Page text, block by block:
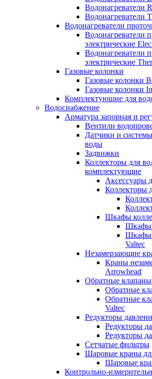
Водонагреватели
Водонагреватели
Водонагреватели
Водонагреватели
электрические
Водонагреватели
электрические
Газовые колонки
Газовые колонки
Газовые колонки
Комплектующие для
Водоснабжение
Арматура запорная и
Вентили
Датчики и
воды
Задвижки
Коллекторы для
комплектующие
Аксессуары
Коллекторы
Шкафы
Шкафы
Шкафы
Valtec
Незамерзающие
Краны
Arrowhead
Обратные клапаны
Обратные
Обратные
Valtec
Редукторы
Редукторы
Редукторы
Сетчатые фильтры
Шаровые краны
Шаровые
Контрольно-